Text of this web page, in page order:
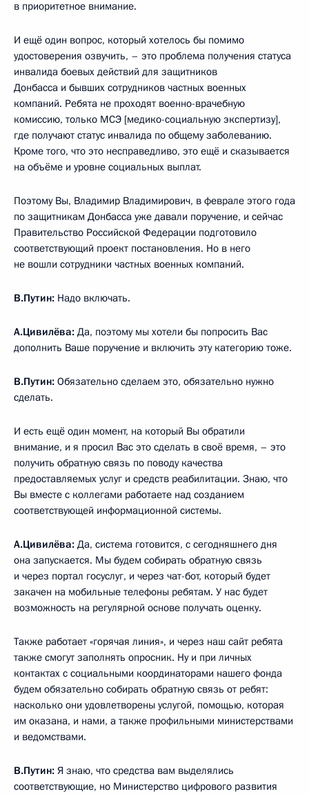
в приоритетное внимание.
И ещё один вопрос, который хотелось бы помимо
удостоверения озвучить, – это проблема получения статуса
инвалида боевых действий для защитников
Донбасса и бывших сотрудников частных военных
компаний. Ребята не проходят военно-врачебную
комиссию, только МСЭ [медико-социальную экспертизу],
где получают статус инвалида по общему заболеванию.
Кроме того, что это несправедливо, это ещё и сказывается
на объёме и уровне социальных выплат.
Поэтому Вы, Владимир Владимирович, в феврале этого года
по защитникам Донбасса уже давали поручение, и сейчас
Правительство Российской Федерации подготовило
соответствующий проект постановления. Но в него
не вошли сотрудники частных военных компаний.
В.Путин: Надо включать.
А.Цивилёва: Да, поэтому мы хотели бы попросить Вас
дополнить Ваше поручение и включить эту категорию тоже.
В.Путин: Обязательно сделаем это, обязательно нужно
сделать.
И есть ещё один момент, на который Вы обратили
внимание, и я просил Вас это сделать в своё время, – это
получить обратную связь по поводу качества
предоставляемых услуг и средств реабилитации. Знаю, что
Вы вместе с коллегами работаете над созданием
соответствующей информационной системы.
А.Цивилёва: Да, система готовится, с сегодняшнего дня
она запускается. Мы будем собирать обратную связь
и через портал госуслуг, и через чат-бот, который будет
закачен на мобильные телефоны ребятам. У нас будет
возможность на регулярной основе получать оценку.
Также работает «горячая линия», и через наш сайт ребята
также смогут заполнять опросник. Ну и при личных
контактах с социальными координаторами нашего фонда
будем обязательно собирать обратную связь от ребят:
насколько они удовлетворены услугой, помощью, которая
им оказана, и нами, а также профильными министерствами
и ведомствами.
В.Путин: Я знаю, что средства вам выделялись
соответствующие, но Министерство цифрового развития